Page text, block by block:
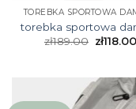
TOREBKA SPORTOWA
torebka sportowa
zł189.00 zł118.00